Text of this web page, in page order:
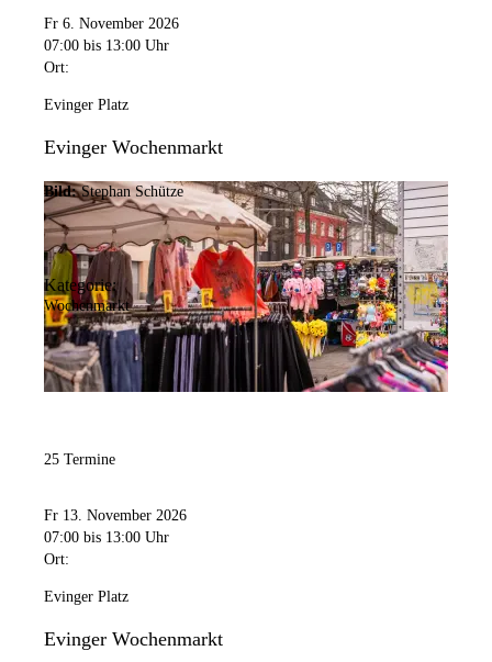
Fr 6. November 2026
07:00 bis 13:00 Uhr
Ort:
Evinger Platz
Evinger Wochenmarkt
Bild: Stephan Schütze
Kategorie:
Wochenmarkt
25 Termine
Fr 13. November 2026
07:00 bis 13:00 Uhr
Ort:
Evinger Platz
Evinger Wochenmarkt